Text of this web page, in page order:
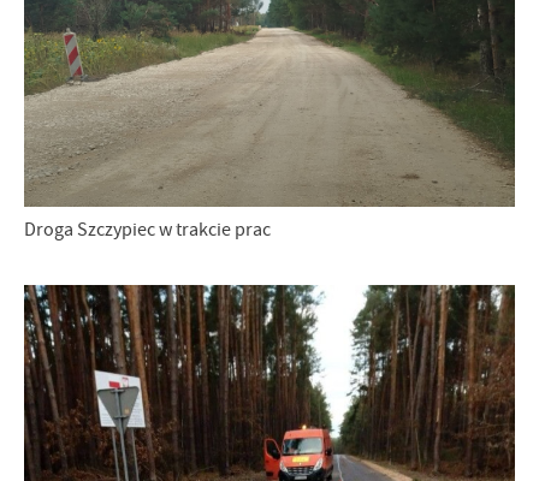
Droga Szczypiec w trakcie prac